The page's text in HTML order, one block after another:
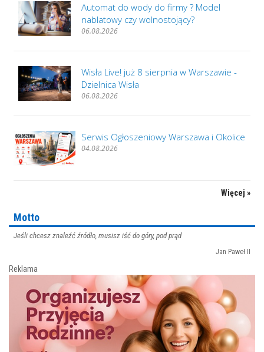
Automat do wody do firmy ? Model
nablatowy czy wolnostojący?
06.08.2026
Wisła Live! już 8 sierpnia w Warszawie -
Dzielnica Wisła
06.08.2026
Serwis Ogłoszeniowy Warszawa i Okolice
04.08.2026
Więcej »
Motto
Jeśli chcesz znaleźć źródło, musisz iść do góry, pod prąd
Jan Paweł II
Reklama